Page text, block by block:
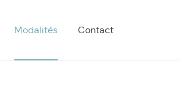
Modalités Contact